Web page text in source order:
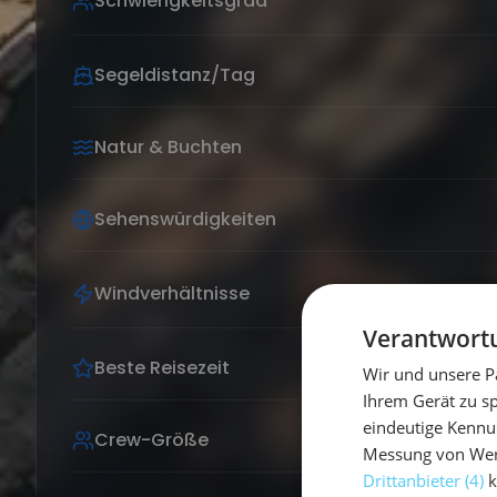
Segeldistanz/Tag
Natur & Buchten
Sehenswürdigkeiten
Windverhältnisse
Beste Reisezeit
Crew-Größe
Wir und unsere
Ihrem Gerät zu
eindeutige
Messung von
Drittanbieter (4)